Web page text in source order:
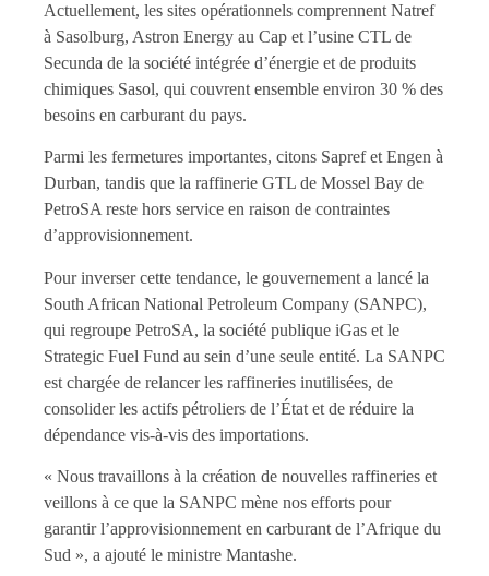
Actuellement, les sites opérationnels comprennent Natref
à Sasolburg, Astron Energy au Cap et l’usine CTL de
Secunda de la société intégrée d’énergie et de produits
chimiques Sasol, qui couvrent ensemble environ 30 % des
besoins en carburant du pays.
Parmi les fermetures importantes, citons Sapref et Engen à
Durban, tandis que la raffinerie GTL de Mossel Bay de
PetroSA reste hors service en raison de contraintes
d’approvisionnement.
Pour inverser cette tendance, le gouvernement a lancé la
South African National Petroleum Company (SANPC),
qui regroupe PetroSA, la société publique iGas et le
Strategic Fuel Fund au sein d’une seule entité. La SANPC
est chargée de relancer les raffineries inutilisées, de
consolider les actifs pétroliers de l’État et de réduire la
dépendance vis-à-vis des importations.
« Nous travaillons à la création de nouvelles raffineries et
veillons à ce que la SANPC mène nos efforts pour
garantir l’approvisionnement en carburant de l’Afrique du
Sud », a ajouté le ministre Mantashe.